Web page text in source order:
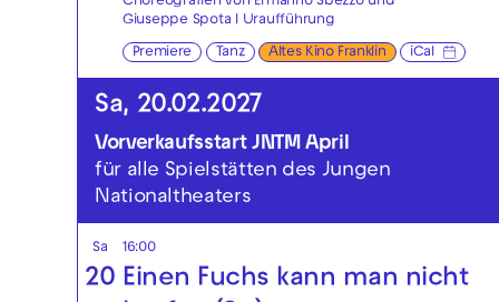
Choreografien von Ermanno Sbezzo und
Giuseppe Spota I Uraufführung
Premiere Tanz Altes Kino Franklin iCal
Sa, 20.02.2027
Vorverkaufsstart JNTM April
für alle Spielstätten des Jungen
Nationaltheaters
Sa
20
16:00
Einen Fuchs kann man nicht